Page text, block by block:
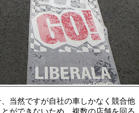
当然ですが自社の車しかなく競合他